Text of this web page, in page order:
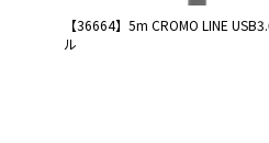
【36664】5m CROMO LINE
ル